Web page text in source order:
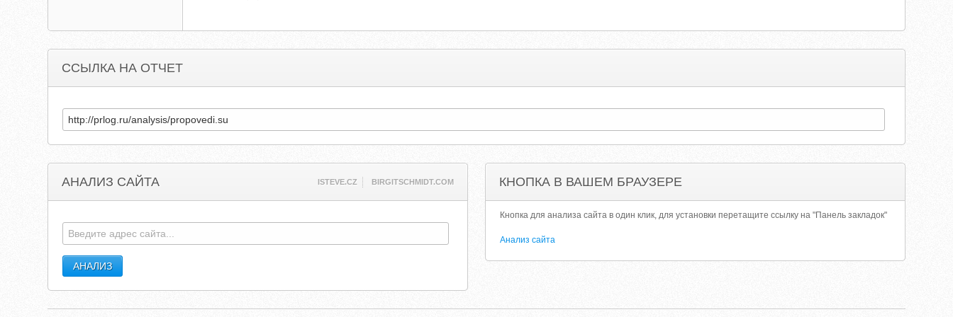
ССЫЛКА НА ОТЧЕТ
АНАЛИЗ САЙТА ISTEVE.CZ BIRGITSCHMIDT.COM КНОПКА В ВАШЕМ БРАУЗЕРЕ
Кнопка для анализа сайта в один клик, для установки перетащите ссылку на "Панель закладок"
Анализ сайта